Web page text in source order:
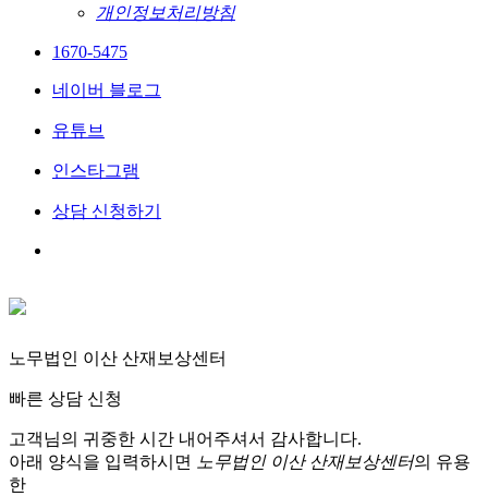
개인정보처리방침
1670-5475
네이버 블로그
유튜브
인스타그램
상담 신청하기
노무법인 이산 산재보상센터
빠른 상담 신청
고객님의 귀중한 시간 내어주셔서 감사합니다.
아래 양식을 입력하시면
노무법인 이산 산재보상센터의 유용
한